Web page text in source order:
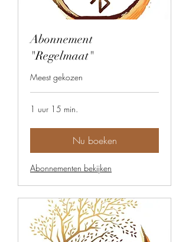
Abonnement
"Regelmaat"
Meest gekozen
1 uur 15 min.
Nu boeken
Abonnementen bekijken